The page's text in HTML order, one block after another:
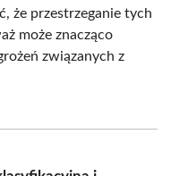
że przestrzeganie tych
może znacząco
związanych z